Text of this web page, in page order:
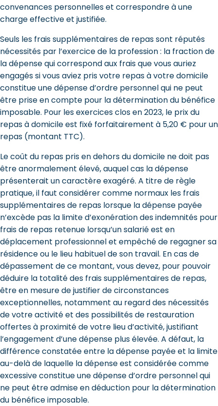
convenances personnelles et correspondre à une
charge effective et justifiée.
Seuls les frais supplémentaires de repas sont réputés
nécessités par l’exercice de la profession : la fraction de
la dépense qui correspond aux frais que vous auriez
engagés si vous aviez pris votre repas à votre domicile
constitue une dépense d’ordre personnel qui ne peut
être prise en compte pour la détermination du bénéfice
imposable. Pour les exercices clos en 2023, le prix du
repas à domicile est fixé forfaitairement à 5,20 € pour un
repas (montant TTC).
Le coût du repas pris en dehors du domicile ne doit pas
être anormalement élevé, auquel cas la dépense
présenterait un caractère exagéré. A titre de règle
pratique, il faut considérer comme normaux les frais
supplémentaires de repas lorsque la dépense payée
n’excède pas la limite d’exonération des indemnités pour
frais de repas retenue lorsqu’un salarié est en
déplacement professionnel et empêché de regagner sa
résidence ou le lieu habituel de son travail. En cas de
dépassement de ce montant, vous devez, pour pouvoir
déduire la totalité des frais supplémentaires de repas,
être en mesure de justifier de circonstances
exceptionnelles, notamment au regard des nécessités
de votre activité et des possibilités de restauration
offertes à proximité de votre lieu d’activité, justifiant
l’engagement d’une dépense plus élevée. A défaut, la
différence constatée entre la dépense payée et la limite
au-delà de laquelle la dépense est considérée comme
excessive constitue une dépense d’ordre personnel qui
ne peut être admise en déduction pour la détermination
du bénéfice imposable.